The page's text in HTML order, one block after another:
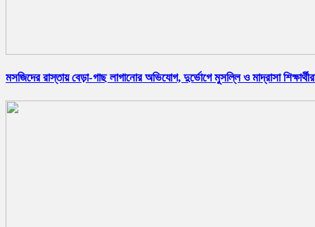
মসজিদের রাস্তায় বেড়া-গাছ লাগানোর অভিযোগ, দুর্ভোগে মুসল্লি ও মাদ্রাসা